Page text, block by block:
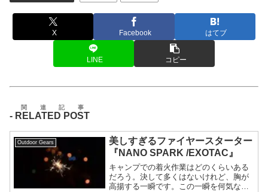
X Facebook はてブ
LINE コピー
- RELATED POST
関連記事
Outdoor Gears
美しすぎるファイヤースターター
『NANO SPARK /EXOTAC』
キャンプでの着火作業はどのくらいある
だろう。決して多くはないけれど、胸が
高揚する一瞬です。この一瞬を何気なく